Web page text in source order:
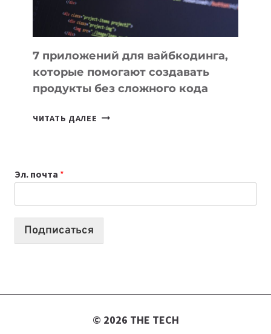
7 приложений для вайбкодинга,
которые помогают создавать
продукты без сложного кода
ЧИТАТЬ ДАЛЕЕ 7
СОЗДАВАТЬ
ПРОДУКТЫ
Эл. почта *
Подписаться
© 2026 THE TECH